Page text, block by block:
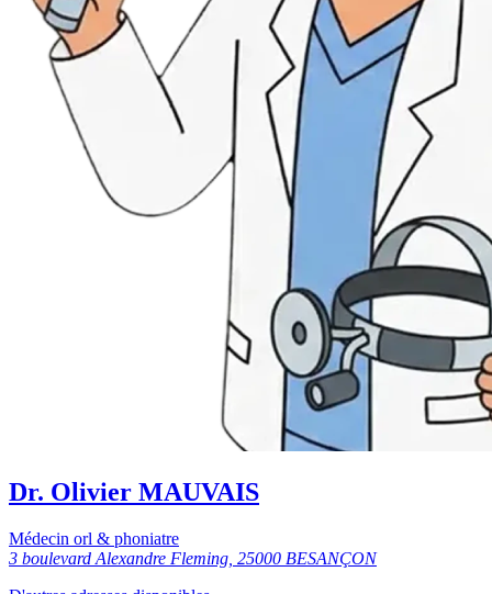
Dr. Olivier MAUVAIS
Médecin orl & phoniatre
3 boulevard Alexandre Fleming, 25000 BESANÇON